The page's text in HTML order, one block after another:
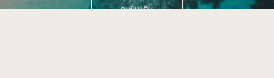
ดูเพิ่มเติม